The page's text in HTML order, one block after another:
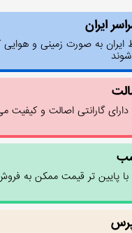
ایران
ایران به صورت زمینی و هوایی
دارای گارانتی اصالت و کیفیت
با پایین تر قیمت ممکن به